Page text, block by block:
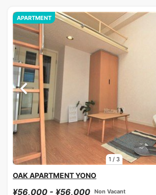
1 / 3
APARTMENT
OAK APARTMENT YONO
¥56,000 - ¥56,000 Non Vacant